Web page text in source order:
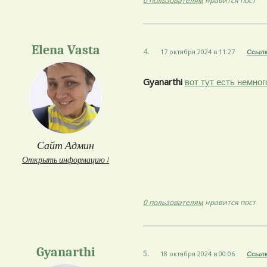
Elena Vasta
Сайт Админ
Открыть информацию ↓
4. 17 октября 2024 в 11:27
Gyanarthi вот тут есть
0 пользователямнравится пост
Gyanarthi 5. 18 октября 2024 в 00:06